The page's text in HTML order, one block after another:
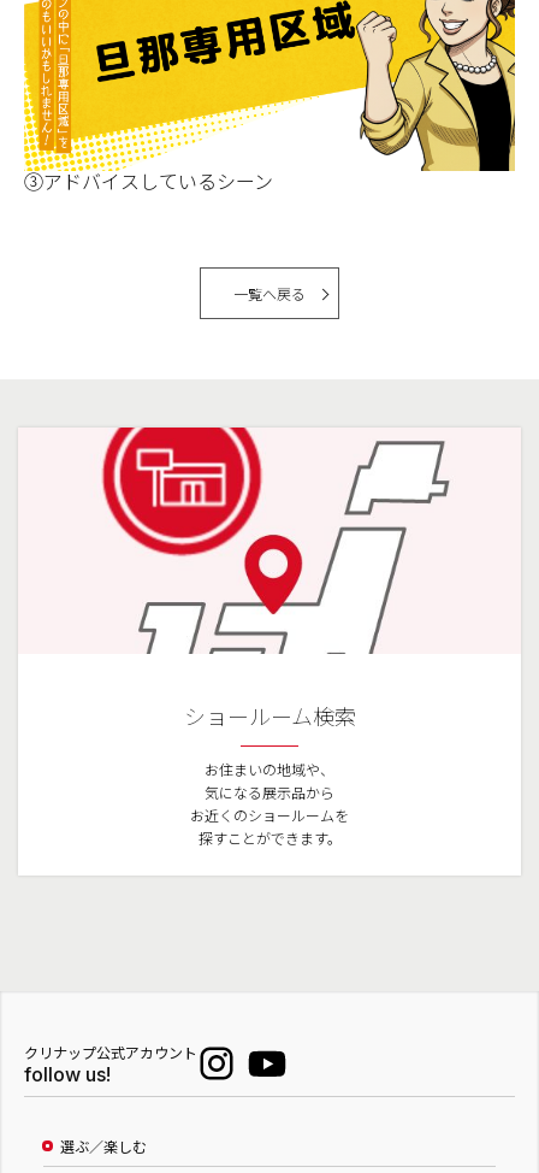
③アドバイスしているシーン
一覧へ戻る
ショールーム検索
お住まいの地域や、
気になる展示品から
お近くのショールームを
探すことができます。
クリナップ公式アカウント
follow us!
選ぶ／楽しむ